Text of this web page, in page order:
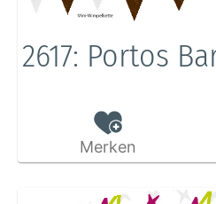
2617: Portos
Merken